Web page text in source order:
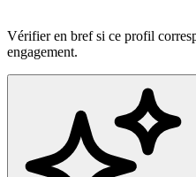
Vérifier en bref si ce profil
engagement.